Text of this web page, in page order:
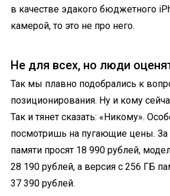
в качестве эдакого бюджетного
камерой, то это не про него.
Не для всех, но люди
Так мы плавно подобрались к
позиционирования. Ну и кому
Так и тянет сказать: «Никому».
посмотришь на пугающие цены. За
памяти просят 18 990 рублей,
28 190 рублей, а версия с 256 ГБ
37 390 рублей.